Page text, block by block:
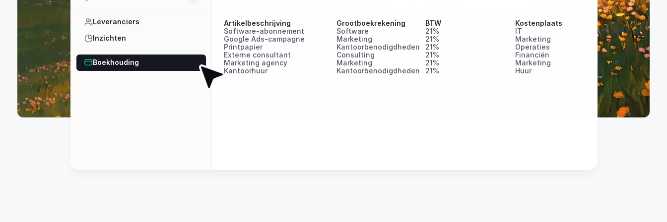
Leveranciers
Inzichten
Boekhouding
Artikelbeschrijving
Software-abonnement
Google Ads-campagne
Printpapier
Externe consultant
Marketing agency
Kantoorhuur
Grootboekrekening
Software
Marketing
Kantoorbenodigdheden
Consulting
Marketing
Kantoorbenodigdheden
BTW
21%
21%
21%
21%
21%
21%
Kostenplaats
IT
Marketing
Operaties
Financiën
Marketing
Huur